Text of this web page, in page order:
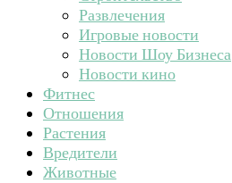
Развлечения
Игровые новости
Новости Шоу Бизнеса
Новости кино
Фитнес
Отношения
Растения
Вредители
Животные